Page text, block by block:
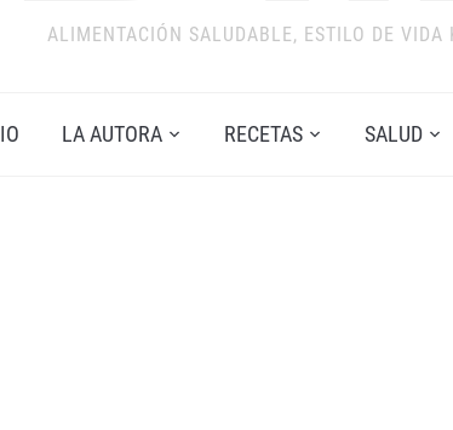
ALIMENTACIÓN SALUDABLE, ESTILO DE VIDA
LA AUTORA RECETAS SALUD